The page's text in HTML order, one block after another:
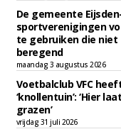
De gemeente
sportverenigingen
te gebruiken die niet
beregend
maandag 3 augustus 2026
Voetbalclub VFC
‘knollentuin’: ‘Hier
grazen’
vrijdag 31 juli 2026